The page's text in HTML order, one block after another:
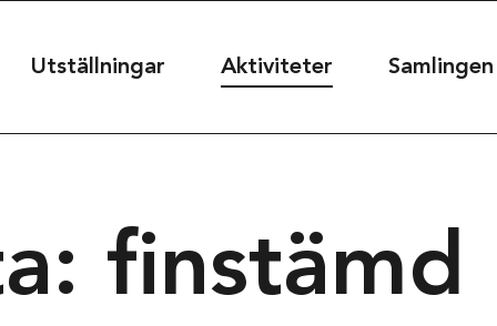
Utställningar Aktiviteter Samlingen
finstämd